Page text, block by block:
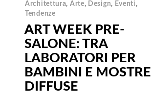
Architettura, Arte, Design, Eventi,
Tendenze
ART WEEK PRE-
SALONE: TRA
LABORATORI PER
BAMBINI E MOSTRE
DIFFUSE